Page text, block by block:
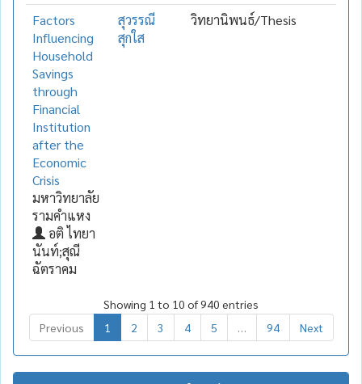
Factors
Influencing
Household
Savings
through
Financial
Institution
after the
Economic
Crisis
มหาวิทยาลัย
รามคำแหง
อติ ไทยา
นันท์;สุณี
ฉัตราคม
สุวรรณี
สุกใส
วิทยานิพนธ์/Thesis
Showing 1 to 10 of 940 entries
Previous
1 2 3 4 5 94 Next